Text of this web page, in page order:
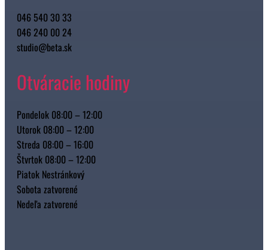
046 540 30 33
046 240 00 24
studio@beta.sk
Otváracie hodiny
Pondelok 08:00 – 12:00
Utorok 08:00 – 12:00
Streda 08:00 – 16:00
Štvrtok 08:00 – 12:00
Piatok Nestránkový
Sobota zatvorené
Nedeľa zatvorené